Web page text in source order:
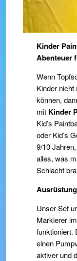
Kinder
Abenteuer
Wenn
Kinder
können,
mit Kinder
Kid’s
oder Kid’s
9/10
alles, was
Schlacht
Unser Set
Markierer
funktioniert.
einen
aktiver und